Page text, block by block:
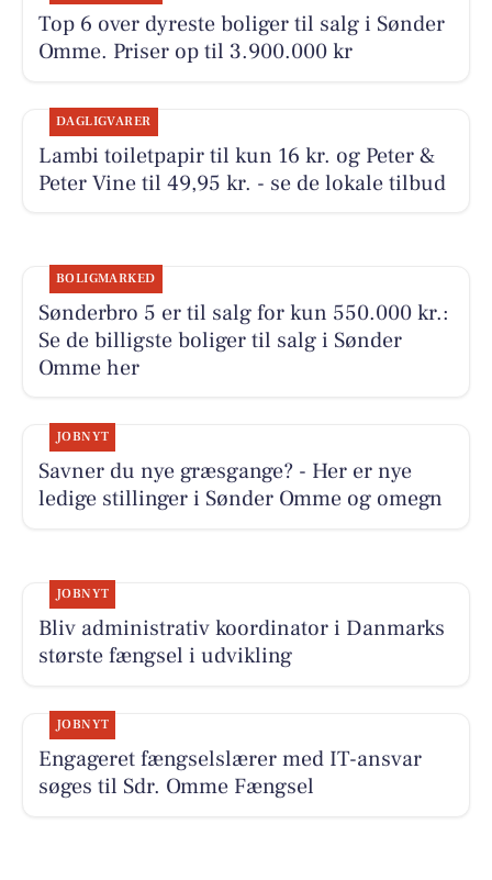
Top 6 over dyreste boliger til salg i Sønder
Omme. Priser op til 3.900.000 kr
DAGLIGVARER
Lambi toiletpapir til kun 16 kr. og Peter &
Peter Vine til 49,95 kr. - se de lokale tilbud
BOLIGMARKED
Sønderbro 5 er til salg for kun 550.000 kr.:
Se de billigste boliger til salg i Sønder
Omme her
JOBNYT
Savner du nye græsgange? - Her er nye
ledige stillinger i Sønder Omme og omegn
JOBNYT
Bliv administrativ koordinator i Danmarks
største fængsel i udvikling
JOBNYT
Engageret fængselslærer med IT-ansvar
søges til Sdr. Omme Fængsel